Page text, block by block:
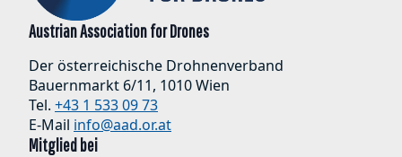
Austrian Association for Drones
Der österreichische Drohnenverband
Bauernmarkt 6/11, 1010 Wien
Tel. +43 1 533 09 73
E-Mail info@aad.or.at
Mitglied bei